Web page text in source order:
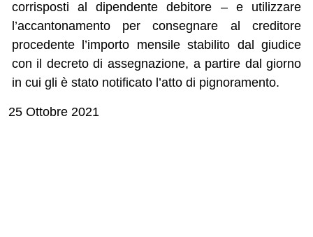
corrisposti al dipendente debitore – e utilizzare
l’accantonamento per consegnare al creditore
procedente l’importo mensile stabilito dal giudice
con il decreto di assegnazione, a partire dal giorno
in cui gli è stato notificato l’atto di pignoramento.
25 Ottobre 2021